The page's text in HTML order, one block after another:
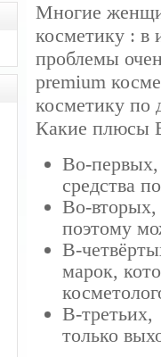
Многие
косметику : в
проблемы
premium
косметику по
Какие плюсы
Во-первых,
средства
Во-вторых,
поэтому
В-
марок,
В-третьих,
только